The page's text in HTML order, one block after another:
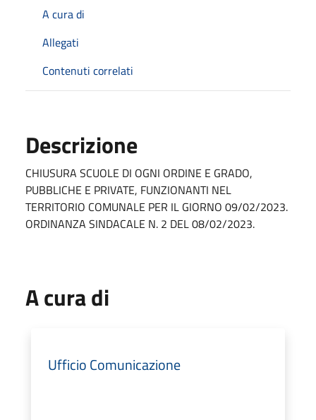
A cura di
Allegati
Contenuti correlati
Descrizione
CHIUSURA SCUOLE DI OGNI ORDINE E GRADO,
PUBBLICHE E PRIVATE, FUNZIONANTI NEL
TERRITORIO COMUNALE PER IL GIORNO 09/02/2023.
ORDINANZA SINDACALE N. 2 DEL 08/02/2023.
A cura di
Ufficio Comunicazione